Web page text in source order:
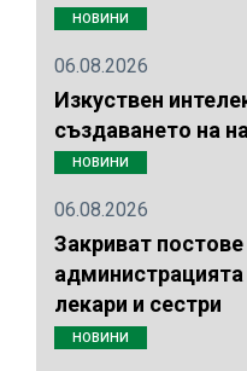
НОВИНИ
06.08.2026
Изкуствен
създаването на
НОВИНИ
06.08.2026
Закриват постове
лекари и сестри
НОВИНИ